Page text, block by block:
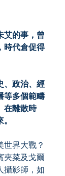
艾的事，曾
時代倉促得
、政治、經
等多個範疇
在離散時
界大戰？
菜及戈爾
攝影師，如